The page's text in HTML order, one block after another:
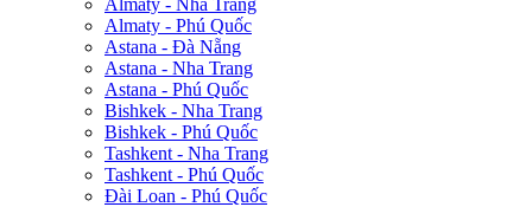
Almaty - Nha Trang
Almaty - Phú Quốc
Astana - Đà Nẵng
Astana - Nha Trang
Astana - Phú Quốc
Bishkek - Nha Trang
Bishkek - Phú Quốc
Tashkent - Nha Trang
Tashkent - Phú Quốc
Đài Loan - Phú Quốc